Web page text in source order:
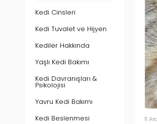
Kedi Cinsleri
Kedi Tuvalet ve Hijyen
Kediler Hakkında
Yaşlı Kedi Bakımı
Kedi Davranışları &
Psikolojisi
Yavru Kedi Bakımı
Kedi Beslenmesi
11